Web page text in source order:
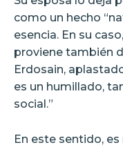
como un hecho
esencia. En su
proviene también
Erdosain,
es un humillado,
social.”
En este sentido,